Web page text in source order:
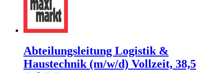
Abteilungsleitung Logistik &
Haustechnik (m/w/d) Vollzeit, 38,5